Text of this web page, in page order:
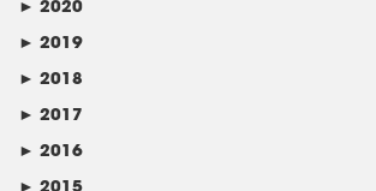
► 2020
► 2019
► 2018
► 2017
► 2016
► 2015